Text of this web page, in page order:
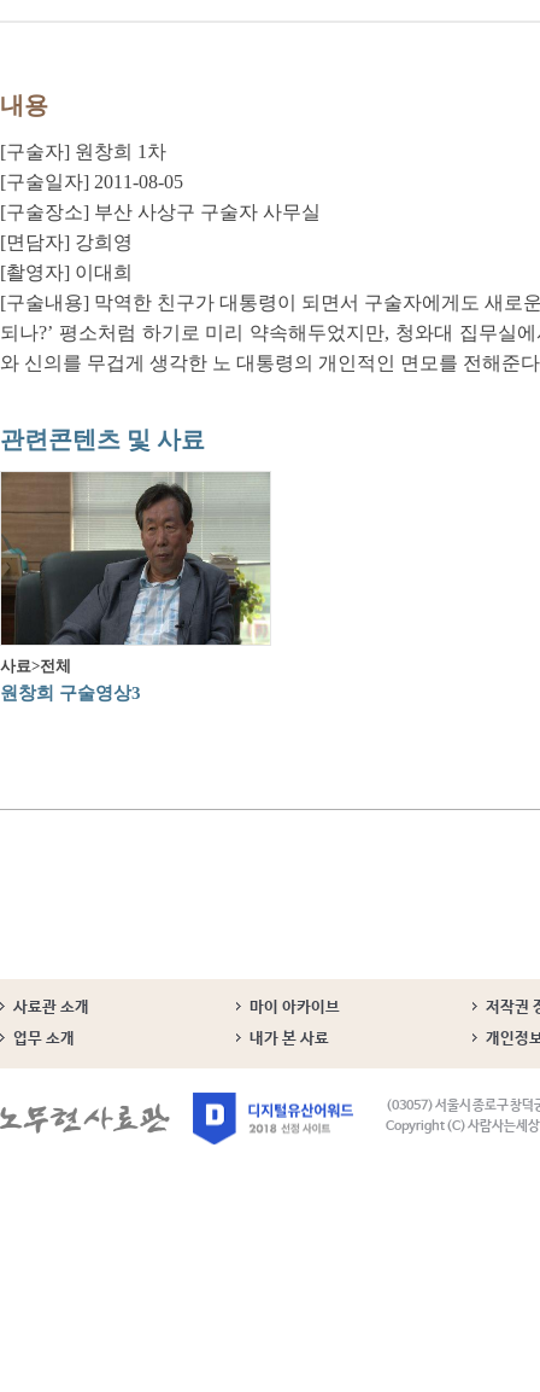
내용
[구술자] 원창희 1차
[구술일자] 2011-08-05
[구술장소] 부산 사상구 구술자 사무실
[면담자] 강희영
[촬영자] 이대희
[구술내용] 막역한 친구가 대통령이 되면서 구술자에게도 새로
되나?’ 평소처럼 하기로 미리 약속해두었지만, 청와대 집무실
와 신의를 무겁게 생각한 노 대통령의 개인적인 면모를 전해준
관련콘텐츠 및 사료
사료>전체
원창희 구술영상3
사료관 소개 마이 아카이브
저작권
업무 소개
내가 본 사료 개인정
(03057) 서울시 종로구 창덕
Copyright (C) 사람사는세